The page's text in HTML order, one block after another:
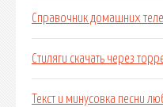
Справочник домашних
Стиляги скачать через
Текст и минусовка песни